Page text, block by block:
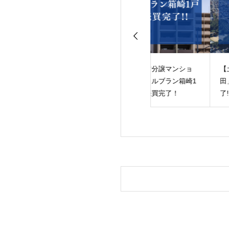
【土地】「筑紫野市原
田」事業用地 売買完
了!